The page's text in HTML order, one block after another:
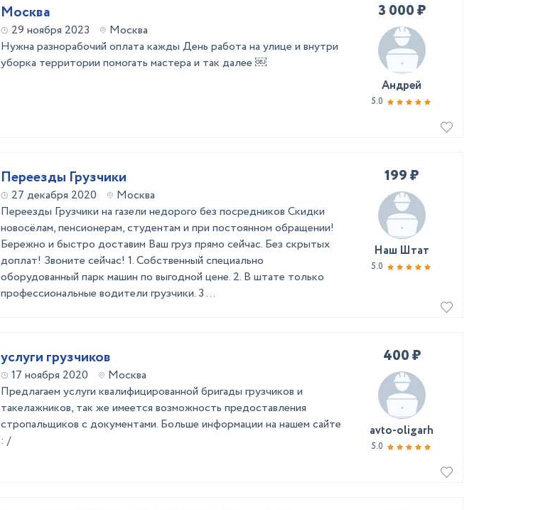
Москва
29 ноября 2023
Москва
Нужна разнорабочий оплата кажды День работа на улице и внутри
уборка территории помогать мастера и так далее ￼
3 000 ₽
Андрей
5.0
Переезды Грузчики
27 декабря 2020
Москва
Переезды Грузчики на газели недорого без посредников Скидки
новосёлам, пенсионерам, студентам и при постоянном обращении!
Бережно и быстро доставим Ваш груз прямо сейчас. Без скрытых
доплат! Звоните сейчас! 1. Собственный специально
оборудованный парк машин по выгодной цене. 2. В штате только
профессиональные водители грузчики. 3 ...
199 ₽
Наш Штат
5.0
услуги грузчиков
17 ноября 2020
Москва
Предлагаем услуги квалифицированной бригады грузчиков и
такелажников, так же имеется возможность предоставления
стропальщиков с документами. Больше информации на нашем сайте
: /
400 ₽
avto-oligarh
5.0